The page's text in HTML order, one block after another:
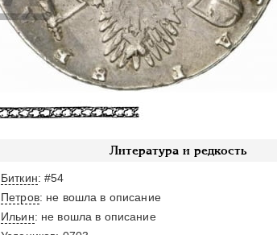
Литература и редкость
Биткин: #54
Петров: не вошла в описание
Ильин: не вошла в описание